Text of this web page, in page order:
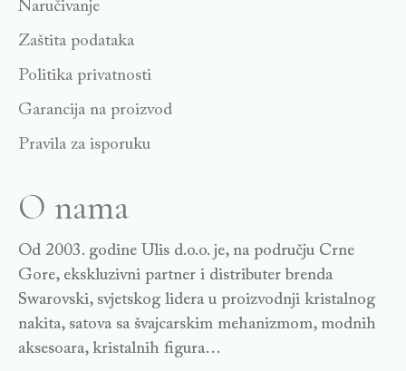
Naručivanje
Zaštita podataka
Politika privatnosti
Garancija na proizvod
Pravila za isporuku
O nama
Od 2003. godine Ulis d.o.o. je, na području Crne
Gore, ekskluzivni partner i distributer brenda
Swarovski, svjetskog lidera u proizvodnji kristalnog
nakita, satova sa švajcarskim mehanizmom, modnih
aksesoara, kristalnih figura…